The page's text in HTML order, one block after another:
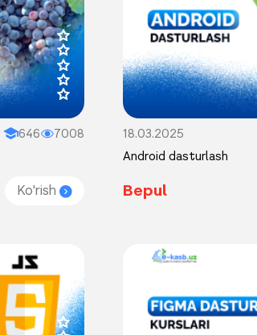
646
7008
Ko'rish
18.03.2025
Android dasturlash
Bepul